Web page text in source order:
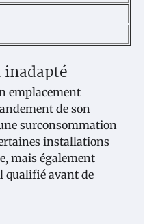
emplacement
de son
surconsommation
installations
mais également
qualifié avant de